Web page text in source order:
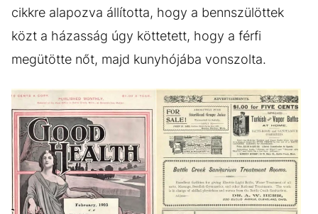
cikkre alapozva állította, hogy a bennszülöttek
közt a házasság úgy köttetett, hogy a férfi
megütötte nőt, majd kunyhójába vonszolta.